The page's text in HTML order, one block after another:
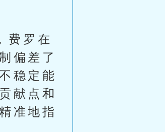
费罗在
偏差了
稳定能
献点和
准地指